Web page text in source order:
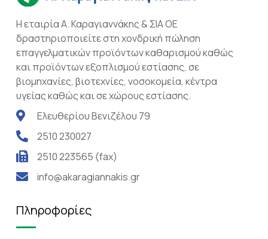
Η εταιρία Α. Καραγιαννάκης & ΣΙΑ ΟΕ
δραστηριοποιείτε στη χονδρική πώληση
επαγγελματικών προϊόντων καθαρισμού καθώς
και προϊόντων εξοπλισμού εστίασης, σε
βιομηχανίες, βιοτεχνίες, νοσοκομεία, κέντρα
υγείας καθώς και σε χώρους εστίασης.
Ελευθερίου Βενιζέλου 79
2510 230027
2510 223565 (fax)
info@akaragiannakis.gr
Πληροφορίες